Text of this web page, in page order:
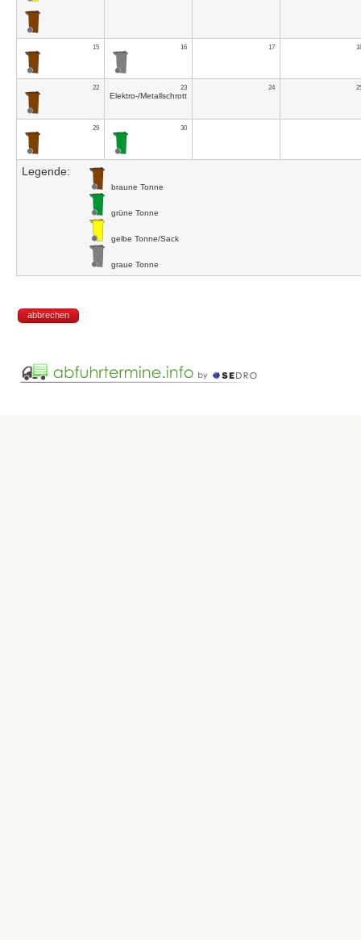
15 16 17
22 23
Elektro-/Metallschrott
24
29 30
Legende:
braune Tonne
grüne Tonne
gelbe Tonne/Sack
graue Tonne
abbrechen